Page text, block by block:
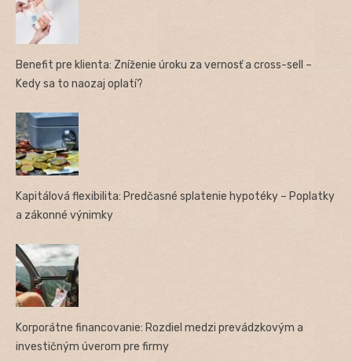
Benefit pre klienta: Zníženie úroku za vernosť a cross-sell –
Kedy sa to naozaj oplatí?
Kapitálová flexibilita: Predčasné splatenie hypotéky – Poplatky
a zákonné výnimky
Korporátne financovanie: Rozdiel medzi prevádzkovým a
investičným úverom pre firmy